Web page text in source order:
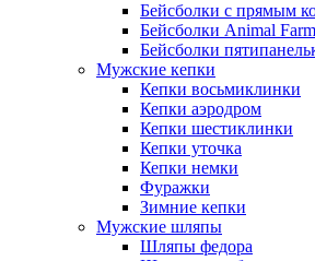
Бейсболки с прямым
Бейсболки Animal Farm
Бейсболки
Мужские кепки
Кепки восьмиклинки
Кепки аэродром
Кепки шестиклинки
Кепки уточка
Кепки немки
Фуражки
Зимние кепки
Мужские шляпы
Шляпы федора